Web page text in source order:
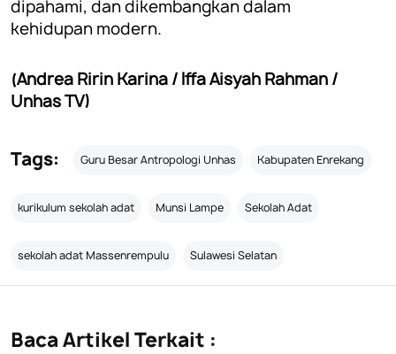
dipahami, dan dikembangkan dalam
kehidupan modern.
(Andrea Ririn Karina / Iffa Aisyah Rahman /
Unhas TV)
Tags: Guru Besar Antropologi Unhas Kabupaten Enrekang
kurikulum sekolah adat Munsi Lampe Sekolah Adat
sekolah adat Massenrempulu Sulawesi Selatan
Baca Artikel Terkait :